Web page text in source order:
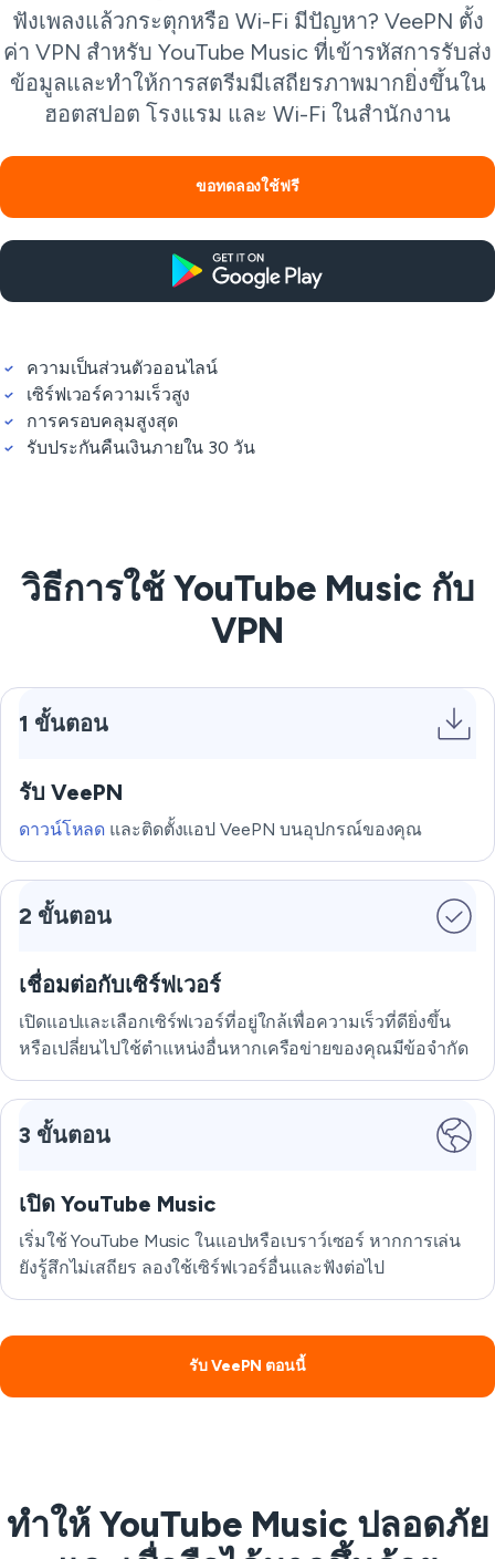
ฟังเพลงแล้วกระตุกหรือ Wi-Fi มีปัญหา? VeePN ตั้ง
ค่า VPN สำหรับ YouTube Music ที่เข้ารหัสการรับส่ง
ข้อมูลและทำให้การสตรีมมีเสถียรภาพมากยิ่งขึ้นใน
ฮอตสปอต โรงแรม และ Wi-Fi ในสำนักงาน
ขอทดลองใช้ฟรี
ความเป็นส่วนตัวออนไลน์
เซิร์ฟเวอร์ความเร็วสูง
การครอบคลุมสูงสุด
รับประกันคืนเงินภายใน 30 วัน
วิธีการใช้ YouTube Music กับ
VPN
1 ขั้นตอน
รับ VeePN
ดาวน์โหลด และติดตั้งแอป VeePN บนอุปกรณ์ของคุณ
2 ขั้นตอน
เชื่อมต่อกับเซิร์ฟเวอร์
เปิดแอปและเลือกเซิร์ฟเวอร์ที่อยู่ใกล้เพื่อความเร็วที่ดียิ่งขึ้น
หรือเปลี่ยนไปใช้ตำแหน่งอื่นหากเครือข่ายของคุณมีข้อจำกัด
3 ขั้นตอน
เปิด YouTube Music
เริ่มใช้ YouTube Music ในแอปหรือเบราว์เซอร์ หากการเล่น
ยังรู้สึกไม่เสถียร ลองใช้เซิร์ฟเวอร์อื่นและฟังต่อไป
รับ VeePN ตอนนี้
ทำให้ YouTube Music ปลอดภัย